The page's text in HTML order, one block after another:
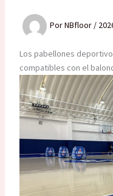
PorNBfloor /
Los pabellones
compatibles con el